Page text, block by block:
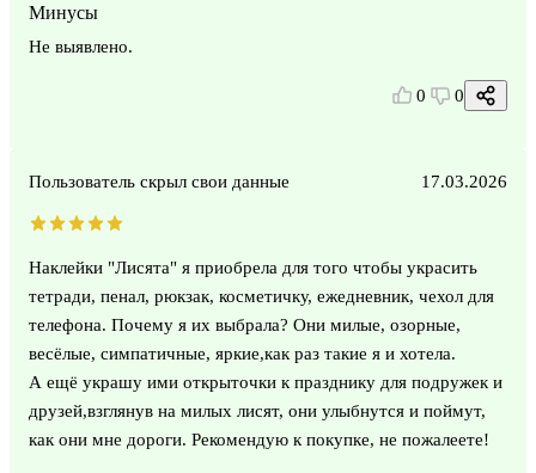
Минусы
Не выявлено.
0 0
Пользователь скрыл свои данные 17.03.2026
Наклейки "Лисята" я приобрела для того чтобы украсить
тетради, пенал, рюкзак, косметичку, ежедневник, чехол для
телефона. Почему я их выбрала? Они милые, озорные,
весёлые, симпатичные, яркие,как раз такие я и хотела.
А ещё украшу ими открыточки к празднику для подружек и
друзей,взглянув на милых лисят, они улыбнутся и поймут,
как они мне дороги. Рекомендую к покупке, не пожалеете!